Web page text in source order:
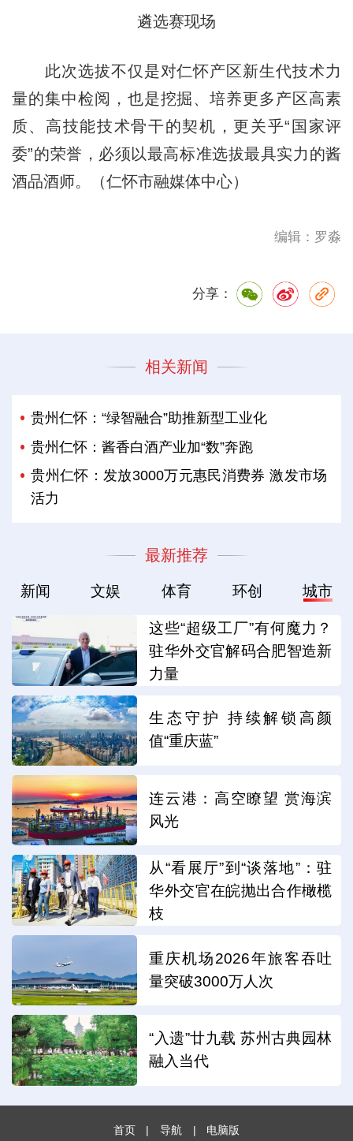
遴选赛现场
此次选拔不仅是对仁怀产区新生代技术力
量的集中检阅，也是挖掘、培养更多产区高素
质、高技能技术骨干的契机，更关乎“国家评
委”的荣誉，必须以最高标准选拔最具实力的酱
酒品酒师。（仁怀市融媒体中心）
编辑：罗淼
分享：
相关新闻
贵州仁怀：“绿智融合”助推新型工业化
贵州仁怀：酱香白酒产业加“数”奔跑
贵州仁怀：发放3000万元惠民消费券 激发市场
活力
最新推荐
新闻 文娱 体育 环创 城市
这些“超级工厂”有何魔力？
驻华外交官解码合肥智造新
力量
生态守护 持续解锁高颜
值“重庆蓝”
连云港：高空瞭望 赏海滨
风光
从“看展厅”到“谈落地”：驻
华外交官在皖抛出合作橄榄
枝
重庆机场2026年旅客吞吐
量突破3000万人次
“入遗”廿九载 苏州古典园林
融入当代
首页 | 导航 | 电脑版